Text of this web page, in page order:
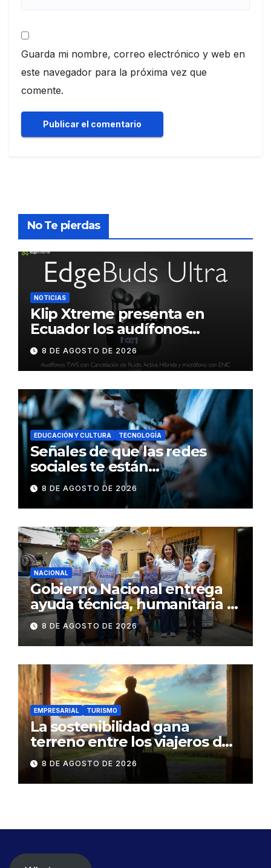
Guarda mi nombre, correo electrónico y web en
este navegador para la próxima vez que
comente.
No Te pierdas
NOTICIAS
Klip Xtreme presenta en
Ecuador los audífonos
DynaBuds con sonido
inteligente y control táctil
8 DE AGOSTO DE 2026
EDUCACIÓN Y CULTURA TECNOLOGÍA
Señales de que las redes
sociales te están
consumiendo
8 DE AGOSTO DE 2026
NACIONAL
Gobierno Nacional entrega
ayuda técnica, humanitaria y
Bono Joaquín Gallegos Lara a
familia en situación de
vulnerabilidad
8 DE AGOSTO DE 2026
EMPRESARIAL TURISMO
La sostenibilidad gana
terreno entre los viajeros de
negocios
8 DE AGOSTO DE 2026